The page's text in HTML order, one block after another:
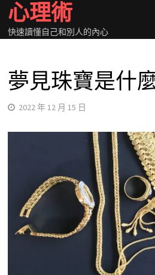
Skip
content
心理術
快速讀懂自己和別人的內心
夢見珠寶是什
2022 年 12 月 15 日